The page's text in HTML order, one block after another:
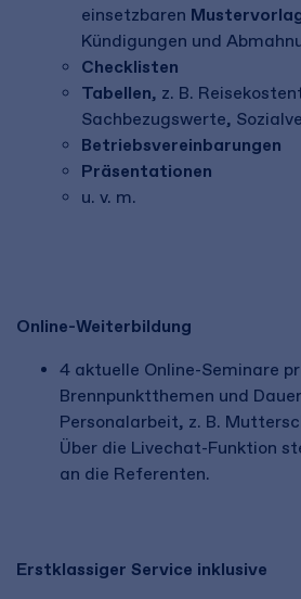
einsetzbaren
Kündigungen und
Checklisten
Tabellen, z. B.
Sachbezugswerte,
Betriebsvereinbarungen
Präsentationen
u. v. m.
Online-Weiterbildung
4 aktuelle Online-Seminare
Brennpunktthemen und
Personalarbeit, z. B.
Über die Livechat-Funktion
an die Referenten.
Erstklassiger Service inklusive